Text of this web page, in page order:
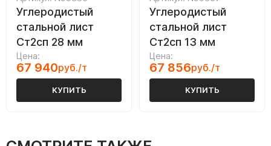
Углеродистый
стальной лист
Ст2сп 28 мм
Цена:
67 940руб./т
КУПИТЬ
Углеродистый
стальной лист
Ст2сп 13 мм
Цена:
67 856руб./т
КУПИТЬ